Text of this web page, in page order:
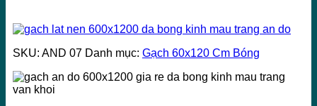
SKU: AND 07 Danh mục: Gạch 60x120 Cm Bóng